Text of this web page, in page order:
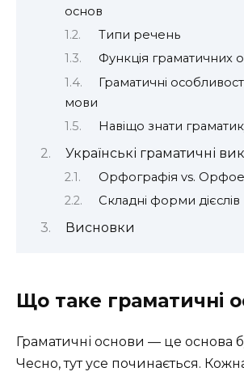
основ
Типи речень
Функція граматичних
Граматичні
мови
Навіщо знати
Українські граматичні
Орфографія vs.
Складні форми дієслів
Висновки
Що таке граматичні
Граматичні основи — це основа
Чесно, тут усе починається.